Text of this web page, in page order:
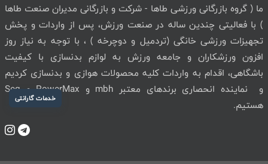
خدمات گارانتی
ما ( گروه بازرگانی ورزشی طاها - شرکت و بازرگانی مدیران صنعت طاها
) با فعالیتی چندین ساله در صنعت ورزش، پس از واردات و پخش
تجهیزات ورزشی خانگی (تردمیل و دوچرخه ) ، با توجه به نیاز روز
افزون ورزشکاران و جامعه ورزش به لوازم بدنسازی با کیفیت
باشگاهی، اقدام به واردات کلیه محصولات هوازی و بدنسازی کردیم
و نماینده انحصاری برندهای معتبر mbh و PowerMax و Seg
هستیم.